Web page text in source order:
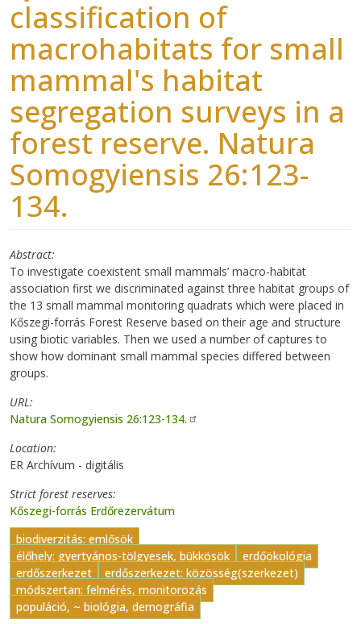
classification of
macrohabitats for small
mammal's habitat
segregation surveys in a
forest reserve. Natura
Somogyiensis 26:123-
134.
Abstract
To investigate coexistent small mammals’ macro-habitat
association first we discriminated against three habitat groups of
the 13 small mammal monitoring quadrats which were placed in
Kőszegi-forrás Forest Reserve based on their age and structure
using biotic variables. Then we used a number of captures to
show how dominant small mammal species differed between
groups.
URL
Natura Somogyiensis 26:123-134.
Location
ER Archívum - digitális
Strict forest reserves
Kőszegi-forrás Erdőrezervátum
biodiverzitás: emlősök
élőhely: gyertyános-tölgyesek, bükkösök
erdőökológia
erdőszerkezet
erdőszerkezet: közösség(szerkezet)
módszertan: felmérés, monitorozás
populáció, ~ biológia, demográfia